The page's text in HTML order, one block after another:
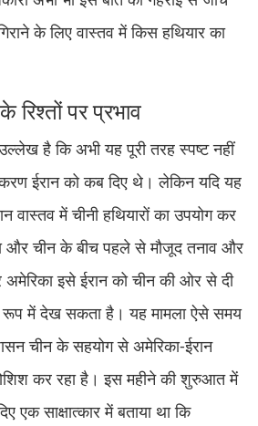
के लिए वास्तव में किस हथियार का
पर प्रभाव
उल्लेख है कि अभी यह पूरी तरह स्पष्ट नहीं
ईरान को कब दिए थे। लेकिन यदि यह
वास्तव में चीनी हथियारों का उपयोग कर
और चीन के बीच पहले से मौजूद तनाव और
इसे ईरान को चीन की ओर से दी
रूप में देख सकता है। यह मामला ऐसे समय
चीन के सहयोग से अमेरिका-ईरान
कर रहा है। इस महीने की शुरुआत में
एक साक्षात्कार में बताया था कि